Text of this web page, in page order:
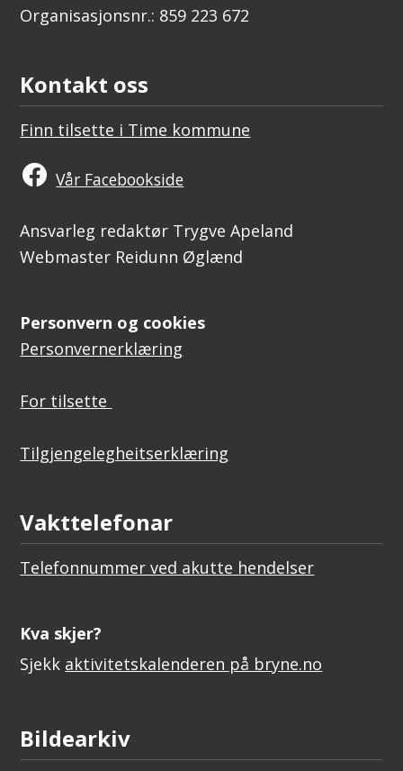
Organisasjonsnr.: 859 223 672
Kontakt oss
Finn tilsette i Time kommune
Vår Facebookside
Ansvarleg redaktør Trygve Apeland
Webmaster Reidunn Øglænd
Personvern og cookies
Personvernerklæring
For tilsette
Tilgjengelegheitserklæring
Vakttelefonar
Telefonnummer ved akutte hendelser
Kva skjer?
Sjekk aktivitetskalenderen på bryne.no
Bildearkiv